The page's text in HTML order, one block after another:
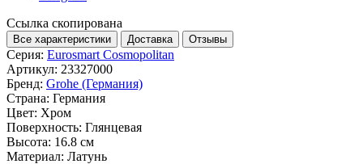
Ссылка скопирована
Все характеристики Доставка Отзывы
Серия: Eurosmart Cosmopolitan
Артикул: 23327000
Бренд: Grohe (Германия)
Страна: Германия
Цвет: Хром
Поверхность: Глянцевая
Высота: 16.8 см
Материал: Латунь